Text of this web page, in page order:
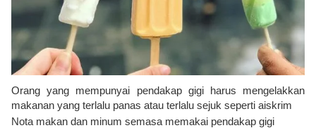
Orang yang mempunyai pendakap gigi harus mengelakkan
makanan yang terlalu panas atau terlalu sejuk seperti aiskrim
Nota makan dan minum semasa memakai pendakap gigi